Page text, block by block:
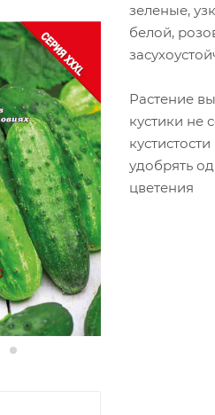
зеленые,
белой,
Растение
кустики не
удобрять
цветения